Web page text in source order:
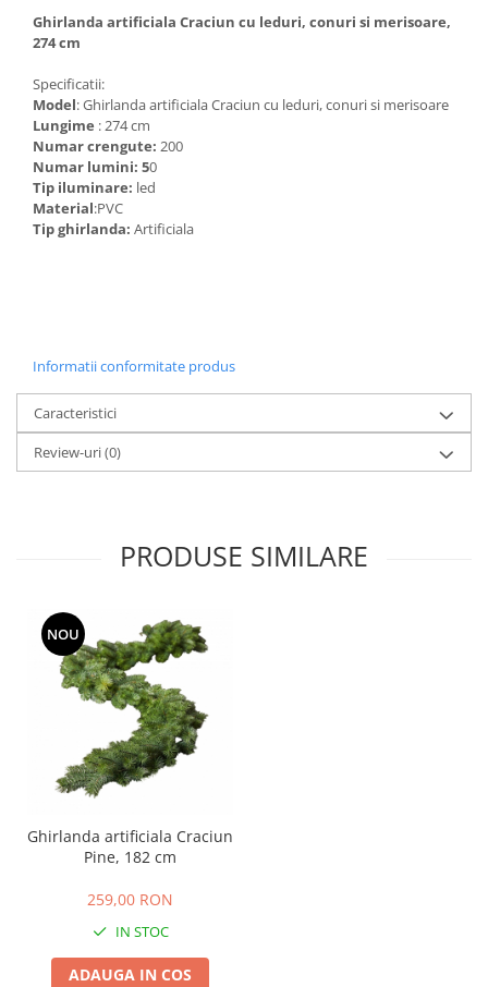
Ghirlanda artificiala Craciun cu leduri, conuri si merisoare,
274 cm
Specificatii:
Model: Ghirlanda artificiala Craciun cu leduri, conuri si merisoare
Lungime : 274 cm
Numar crengute: 200
Numar lumini: 50
Tip iluminare: led
Material:PVC
Tip ghirlanda: Artificiala
Informatii conformitate produs
Caracteristici
Review-uri(0)
PRODUSE SIMILARE
NOU
Ghirlanda artificiala Craciun
Pine, 182 cm
259,00 RON
IN STOC
ADAUGA IN COS